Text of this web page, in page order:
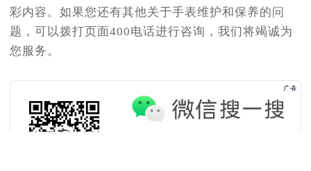
彩内容。如果您还有其他关于手表维护和保养的问
题，可以拨打页面400电话进行咨询，我们将竭诚为
您服务。